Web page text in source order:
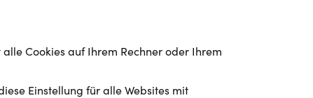
Cookies auf Ihrem Rechner oder Ihrem
Einstellung für alle Websites mit